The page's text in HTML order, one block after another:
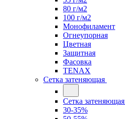
80 г/м2
100 г/м2
Монофиламент
Огнеупорная
Цветная
Защитная
Фасовка
TENAX
Сетка затеняющая
Сетка затеняющая
30-35%